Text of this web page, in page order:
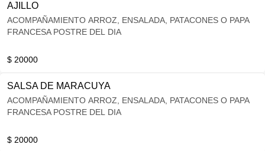
AJILLO
ACOMPAÑAMIENTO ARROZ, ENSALADA, PATACONES O PAPA
FRANCESA POSTRE DEL DIA
$ 20000
SALSA DE MARACUYA
ACOMPAÑAMIENTO ARROZ, ENSALADA, PATACONES O PAPA
FRANCESA POSTRE DEL DIA
$ 20000